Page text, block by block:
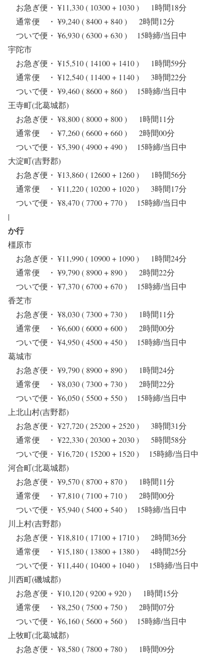
お急ぎ便・ ¥11,330 ( 10300 + 1030 ) 1時間18分
通常便 ・ ¥9,240 ( 8400 + 840 ) 2時間12分
ついで便・ ¥6,930 ( 6300 + 630 ) 15時締/当日中
宇陀市
お急ぎ便・ ¥15,510 ( 14100 + 1410 ) 1時間59分
通常便 ・ ¥12,540 ( 11400 + 1140 ) 3時間22分
ついで便・ ¥9,460 ( 8600 + 860 ) 15時締/当日中
王寺町(北葛城郡)
お急ぎ便・ ¥8,800 ( 8000 + 800 ) 1時間11分
通常便 ・ ¥7,260 ( 6600 + 660 ) 2時間00分
ついで便・ ¥5,390 ( 4900 + 490 ) 15時締/当日中
大淀町(吉野郡)
お急ぎ便・ ¥13,860 ( 12600 + 1260 ) 1時間56分
通常便 ・ ¥11,220 ( 10200 + 1020 ) 3時間17分
ついで便・ ¥8,470 ( 7700 + 770 ) 15時締/当日中
|
か行
橿原市
お急ぎ便・ ¥11,990 ( 10900 + 1090 ) 1時間24分
通常便 ・ ¥9,790 ( 8900 + 890 ) 2時間22分
ついで便・ ¥7,370 ( 6700 + 670 ) 15時締/当日中
香芝市
お急ぎ便・ ¥8,030 ( 7300 + 730 ) 1時間11分
通常便 ・ ¥6,600 ( 6000 + 600 ) 2時間00分
ついで便・ ¥4,950 ( 4500 + 450 ) 15時締/当日中
葛城市
お急ぎ便・ ¥9,790 ( 8900 + 890 ) 1時間24分
通常便 ・ ¥8,030 ( 7300 + 730 ) 2時間22分
ついで便・ ¥6,050 ( 5500 + 550 ) 15時締/当日中
上北山村(吉野郡)
お急ぎ便・ ¥27,720 ( 25200 + 2520 ) 3時間31分
通常便 ・ ¥22,330 ( 20300 + 2030 ) 5時間58分
ついで便・ ¥16,720 ( 15200 + 1520 ) 15時締/当日中
河合町(北葛城郡)
お急ぎ便・ ¥9,570 ( 8700 + 870 ) 1時間11分
通常便 ・ ¥7,810 ( 7100 + 710 ) 2時間00分
ついで便・ ¥5,940 ( 5400 + 540 ) 15時締/当日中
川上村(吉野郡)
お急ぎ便・ ¥18,810 ( 17100 + 1710 ) 2時間36分
通常便 ・ ¥15,180 ( 13800 + 1380 ) 4時間25分
ついで便・ ¥11,440 ( 10400 + 1040 ) 15時締/当日中
川西町(磯城郡)
お急ぎ便・ ¥10,120 ( 9200 + 920 ) 1時間15分
通常便 ・ ¥8,250 ( 7500 + 750 ) 2時間07分
ついで便・ ¥6,160 ( 5600 + 560 ) 15時締/当日中
上牧町(北葛城郡)
お急ぎ便・ ¥8,580 ( 7800 + 780 ) 1時間09分